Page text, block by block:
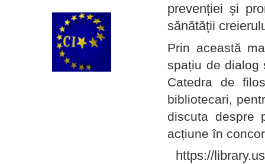
prevenției și
sănătății
Prin această
spațiu de dialog
Catedra de
bibliotecari,
discuta despre
acțiune în
https://